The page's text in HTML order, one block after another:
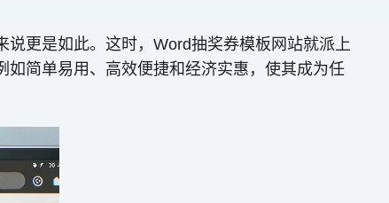
更是如此。这时，Word抽奖券模板网站就派上
如简单易用、高效便捷和经济实惠，使其成为任